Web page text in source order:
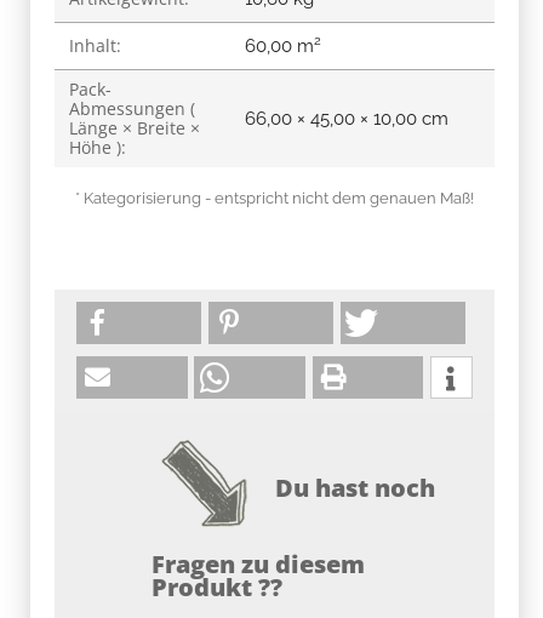
Inhalt: 60,00 m2
Pack-
Abmessungen (
Länge × Breite ×
Höhe ):
66,00 × 45,00 × 10,00 cm
* Kategorisierung - entspricht nicht dem genauen Maß!
Du hast noch
Fragen zu diesem
Produkt ??